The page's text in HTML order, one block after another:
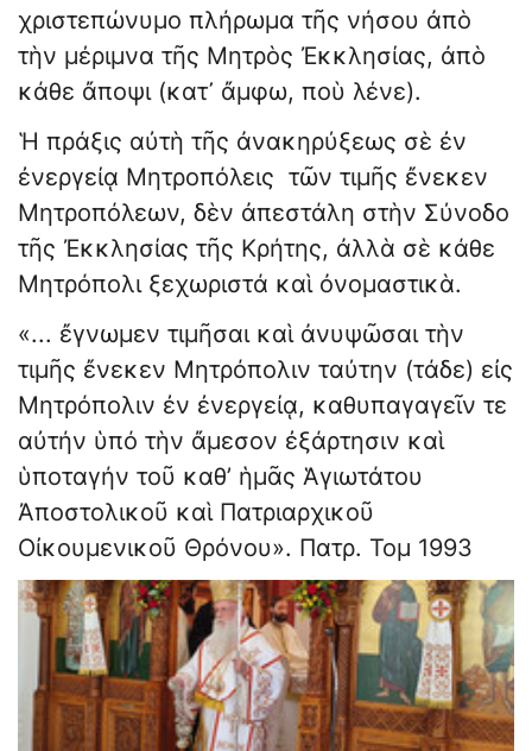
χριστεπώνυμο πλήρωμα τῆς νήσου ἀπὸ
τὴν μέριμνα τῆς Μητρὸς Ἐκκλησίας, ἀπὸ
κάθε ἄποψι (κατ᾿ ἄμφω, ποὺ λένε).
Ἡ πράξις αὐτὴ τῆς ἀνακηρύξεως σὲ ἐν
ἐνεργείᾳ Μητροπόλεις τῶν τιμῆς ἔνεκεν
Μητροπόλεων, δὲν ἀπεστάλη στὴν Σύνοδο
τῆς Ἐκκλησίας τῆς Κρήτης, ἀλλὰ σὲ κάθε
Μητρόπολι ξεχωριστά καὶ ὀνομαστικὰ.
«... ἔγνωμεν τιμῆσαι καὶ ἀνυψῶσαι τὴν
τιμῆς ἔνεκεν Μητρόπολιν ταύτην (τάδε) εἰς
Μητρόπολιν ἐν ἐνεργείᾳ, καθυπαγαγεῖν τε
αὐτήν ὑπό τὴν ἄμεσον ἐξάρτησιν καὶ
ὑποταγήν τοῦ καθ’ ἡμᾶς Ἁγιωτάτου
Ἀποστολικοῦ καὶ Πατριαρχικοῦ
Οἰκουμενικοῦ Θρόνου». Πατρ. Τομ 1993